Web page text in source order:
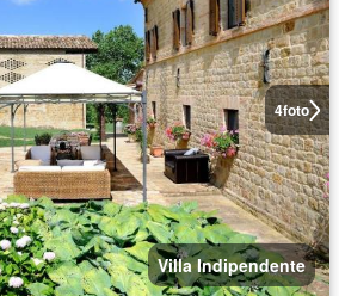
4foto
Villa Indipendente